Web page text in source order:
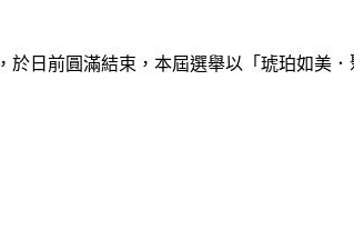
於日前圓滿結束，本屆選舉以「琥珀如美